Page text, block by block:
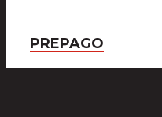
PREPAGO